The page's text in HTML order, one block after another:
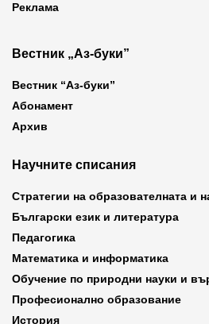
Реклама
Вестник „Аз-буки”
Вестник “Аз-буки”
Абонамент
Архив
Научните списания
Стратегии на образователната и
Български език и литература
Педагогика
Математика и информатика
Обучение по природни науки и
Професионално образование
История